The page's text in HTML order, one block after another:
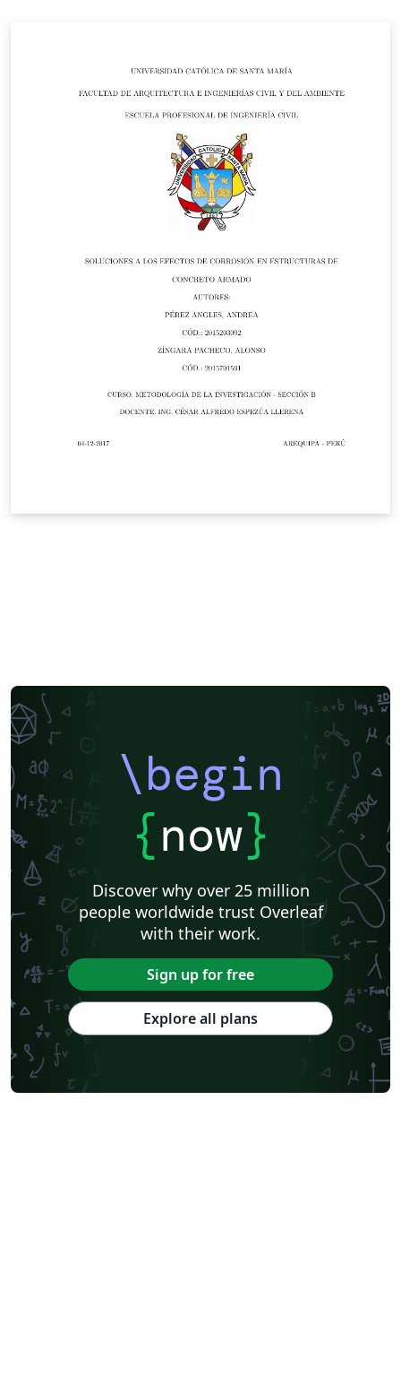
\begin
{now}
Discover why over 25 million
people worldwide trust Overleaf
with their work.
Sign up for free
Explore all plans